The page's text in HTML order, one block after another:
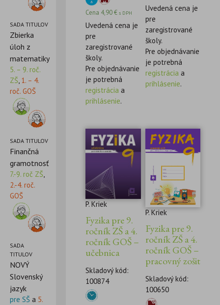
SADA TITULOV
Zbierka
úloh z
matematiky
5. – 9. roč.
ZŠ, 1. – 4.
roč. GOŠ
SADA TITULOV
Finančná
gramotnosť
7.-9. roč ZŠ,
2.-4. roč.
GOŠ
SADA
TITULOV
NOVÝ
Slovenský
jazyk
pre SŠ a 5.
Cena 4,90€ s DPH
Uvedená cena je
pre
zaregistrované
školy.
Pre objednávanie
je potrebná
registrácia a
prihlásenie.
Uvedená cena je
pre
zaregistrované
školy.
Pre objednávanie
je potrebná
registrácia a
prihlásenie.
P. Kriek
Fyzika pre 9.
ročník ZŠ a 4.
ročník GOŠ –
učebnica
Skladový kód:
100874
P. Kriek
Fyzika pre 9.
ročník ZŠ a 4.
ročník GOŠ –
pracovný zošit
Skladový kód:
100650